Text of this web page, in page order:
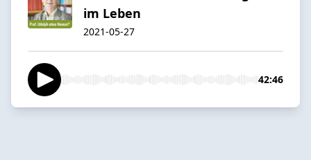
im Leben
2021-05-27
42:46